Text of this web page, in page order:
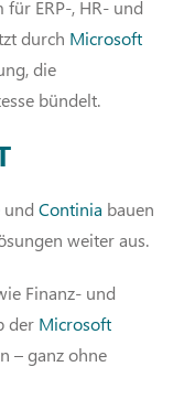
ERP-, HR- und
durch Microsoft
die
bündelt.
und Continia bauen
weiter aus.
Finanz- und
der Microsoft
– ganz ohne